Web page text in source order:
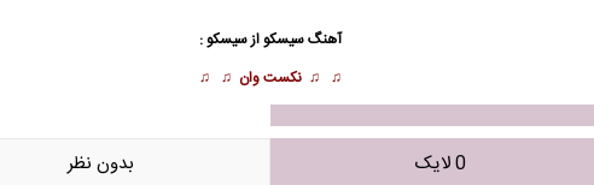
آهنگ سیسکو از سیسکو :
♫ ♫ نکست وان ♫ ♫
0 لایک بدون نظر